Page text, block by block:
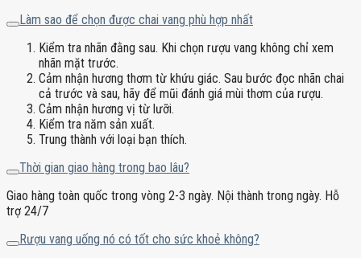
Làm sao để chọn được chai vang phù hợp nhất
Kiểm tra nhãn đằng sau. Khi chọn rượu vang không chỉ xem
nhãn mặt trước.
Cảm nhận hương thơm từ khứu giác. Sau bước đọc nhãn chai
cả trước và sau, hãy để mũi đánh giá mùi thơm của rượu.
Cảm nhận hương vị từ lưỡi.
Kiểm tra năm sản xuất.
Trung thành với loại bạn thích.
Thời gian giao hàng trong bao lâu?
Giao hàng toàn quốc trong vòng 2-3 ngày. Nội thành trong ngày. Hỗ
trợ 24/7
Rượu vang uống nó có tốt cho sức khoẻ không?